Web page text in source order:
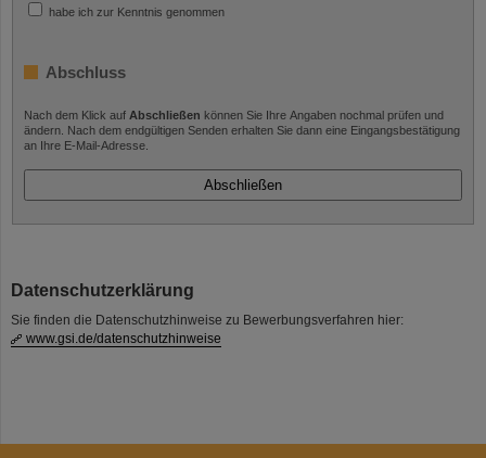
habe ich zur Kenntnis genommen
Abschluss
Nach dem Klick auf Abschließen können Sie Ihre Angaben nochmal prüfen und
ändern. Nach dem endgültigen Senden erhalten Sie dann eine Eingangsbestätigung
an Ihre E-Mail-Adresse.
Datenschutzerklärung
Sie finden die Datenschutzhinweise zu Bewerbungsverfahren hier:
www.gsi.de/datenschutzhinweise